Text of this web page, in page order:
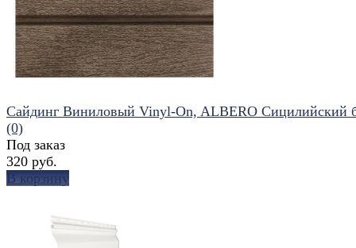
Сайдинг Виниловый Vinyl-On, ALBERO Сицилийский
(0)
Под заказ
320 руб.
В корзину